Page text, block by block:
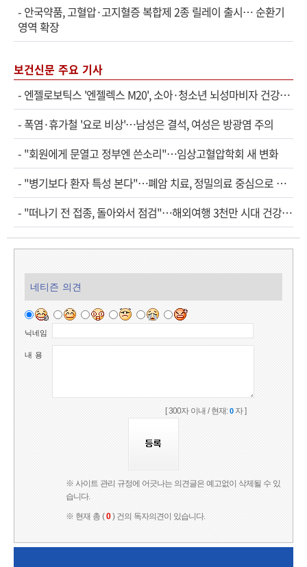
- 안국약품, 고혈압·고지혈증 복합제 2종 릴레이 출시… 순환기
영역 확장
보건신문 주요 기사
- 엔젤로보틱스 '엔젤렉스 M20', 소아·청소년 뇌성마비자 건강보험 확대 적용
- 폭염·휴가철 '요로 비상'…남성은 결석, 여성은 방광염 주의
- "회원에게 문열고 정부엔 쓴소리"…임상고혈압학회 새 변화
- "병기보다 환자 특성 본다"…폐암 치료, 정밀의료 중심으로 진화
- "떠나기 전 접종, 돌아와서 점검"…해외여행 3천만 시대 건강관리법
네티즌 의견
닉네임
내 용
[ 300자 이내 / 현재:0자 ]
※ 사이트 관리 규정에 어긋나는 의견글은 예고없이 삭제될 수 있
습니다.
※ 현재 총 (0) 건의 독자의견이 있습니다.